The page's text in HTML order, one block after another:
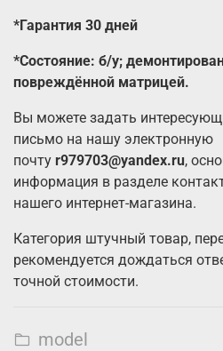
*Гарантия 30 дней
*Состояние: б/у;
повреждённой матрицей.
Вы можете задать
письмо на нашу электронную
почту r979703@yandex.ru,
информация в разделе
нашего интернет-магазина.
Категория штучный товар,
рекомендуется дождаться
точной стоимости.
model